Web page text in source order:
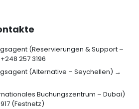
(Reservierungen & Support –
257 3196
(Alternative – Seychellen) →
Buchungszentrum – Dubai)
(Festnetz)